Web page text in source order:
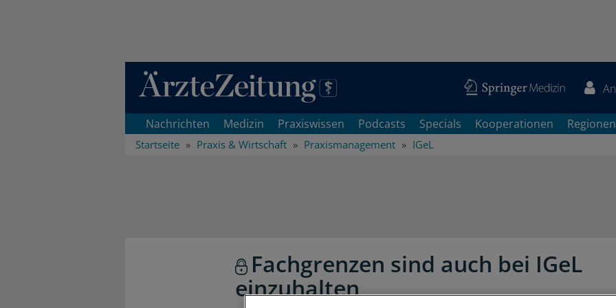
Direkt zum Inhaltsbereich
Nachrichten Medizin Praxiswissen Podcasts Specials Kooperationen Regionen
Startseite Praxis & Wirtschaft Praxismanagement IGeL
Fachgrenzen sind auch bei IGeL
einzuhalten